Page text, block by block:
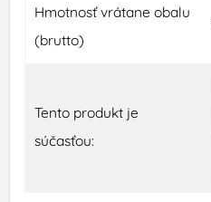
Hmotnosť vrátane obalu
(brutto)
Tento produkt je
súčasťou: